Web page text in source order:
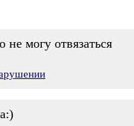
не могу отвязаться